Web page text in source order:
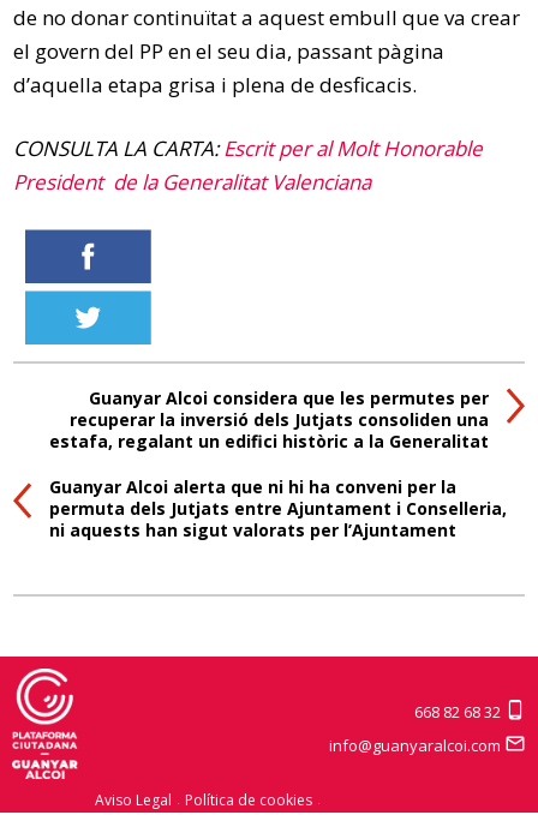
de no donar continuïtat a aquest embull que va crear
el govern del PP en el seu dia, passant pàgina
d’aquella etapa grisa i plena de desficacis.
CONSULTA LA CARTA:Escrit per al Molt Honorable
President de la Generalitat Valenciana
Guanyar Alcoi considera que les permutes per
recuperar la inversió dels Jutjats consoliden una
estafa, regalant un edifici històric a la Generalitat
Guanyar Alcoi alerta que ni hi ha conveni per la
permuta dels Jutjats entre Ajuntament i Conselleria,
ni aquests han sigut valorats per l’Ajuntament
Aviso Legal
Política de cookies
668 82 68 32
info@guanyaralcoi.com